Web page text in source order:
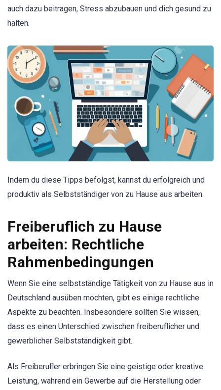
auch dazu beitragen, Stress abzubauen und dich gesund zu
halten.
Indem du diese Tipps befolgst, kannst du erfolgreich und
produktiv als Selbstständiger von zu Hause aus arbeiten.
Freiberuflich zu Hause
arbeiten: Rechtliche
Rahmenbedingungen
Wenn Sie eine selbstständige Tätigkeit von zu Hause aus in
Deutschland ausüben möchten, gibt es einige rechtliche
Aspekte zu beachten. Insbesondere sollten Sie wissen,
dass es einen Unterschied zwischen freiberuflicher und
gewerblicher Selbstständigkeit gibt.
Als Freiberufler erbringen Sie eine geistige oder kreative
Leistung, während ein Gewerbe auf die Herstellung oder